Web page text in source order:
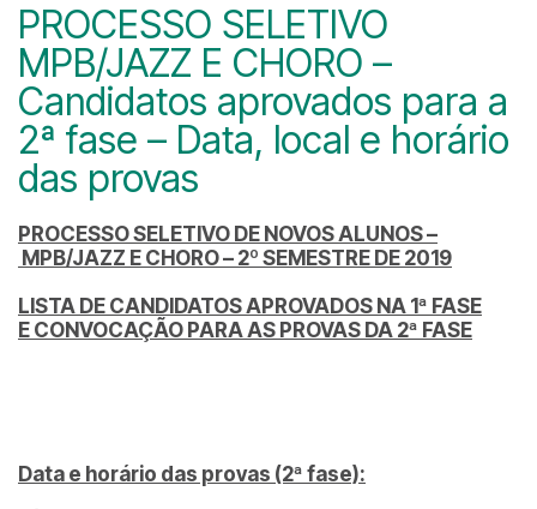
PROCESSO SELETIVO
MPB/JAZZ E CHORO –
Candidatos aprovados para a
2ª fase – Data, local e horário
das provas
PROCESSO SELETIVO DE NOVOS ALUNOS –
MPB/JAZZ E CHORO – 2º SEMESTRE DE 2019
LISTA DE CANDIDATOS APROVADOS NA 1ª FASE
E CONVOCAÇÃO PARA AS PROVAS DA 2ª FASE
Data e horário das provas (2ª fase):